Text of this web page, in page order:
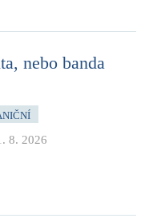
nebo banda
8. 2026